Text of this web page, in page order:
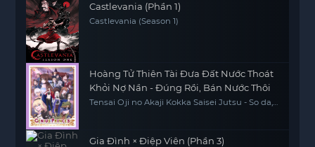
Castlevania (Phần 1)
Castlevania (Season 1)
Hoàng Tử Thiên Tài Đưa Đất Nước Thoát
Khỏi Nợ Nần - Đúng Rồi, Bán Nước Thôi
Tensai Oji no Akaji Kokka Saisei Jutsu - So da,
Debt (Hey, How About Treason?)
Gia Đình × Điệp Viên (Phần 3)